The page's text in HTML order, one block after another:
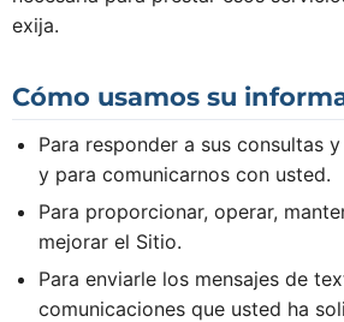
exija.
Cómo usamos su
Para responder a sus consultas
y para comunicarnos con usted.
Para proporcionar, operar,
mejorar el Sitio.
Para enviarle los mensajes de
comunicaciones que usted ha